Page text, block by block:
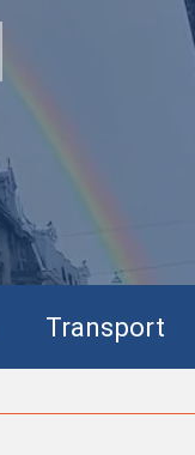
Transport